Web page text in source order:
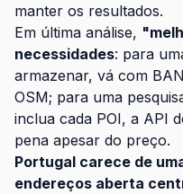
manter os resultados.
Em última análise,
necessidades: para
armazenar, vá com
OSM; para uma
inclua cada POI, a API
pena apesar do preço.
Portugal carece de
endereços aberta